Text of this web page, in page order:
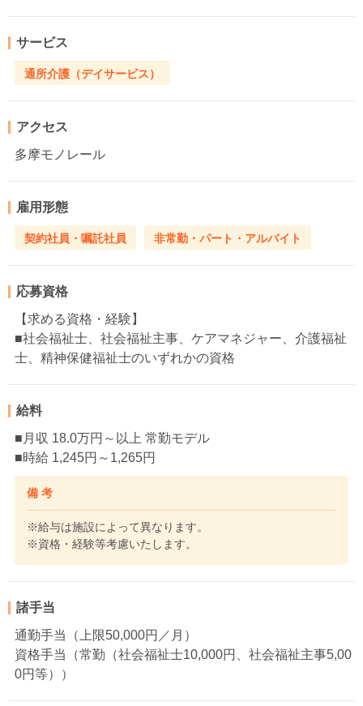
サービス
通所介護（デイサービス）
アクセス
多摩モノレール
雇用形態
契約社員・嘱託社員 非常勤・パート・アルバイト
応募資格
【求める資格・経験】
■社会福祉士、社会福祉主事、ケアマネジャー、介護福祉
士、精神保健福祉士のいずれかの資格
給料
■月収 18.0万円～以上 常勤モデル
■時給 1,245円～1,265円
備 考
※給与は施設によって異なります。
※資格・経験等考慮いたします。
諸手当
通勤手当（上限50,000円／月）
資格手当（常勤（社会福祉士10,000円、社会福祉主事5,00
0円等））